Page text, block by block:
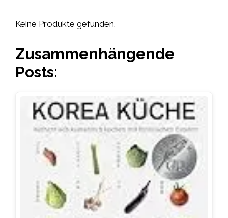
Keine Produkte gefunden.
Zusammenhängende
Posts: